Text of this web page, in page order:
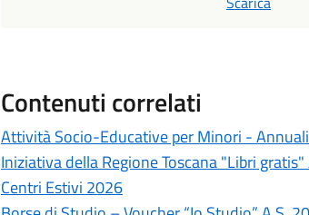
Contenuti correlati
Attività Socio-Educative per Minori -
Iniziativa della Regione Toscana "Libri
Centri Estivi 2026